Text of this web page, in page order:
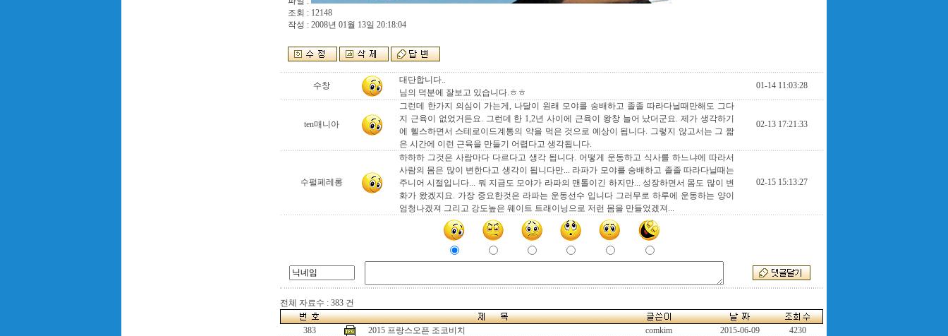
조회 : 12148
작성 : 2008년 01월 13일 20:18:04
수창
대단합니다..
님의 덕분에 잘보고 있습니다.ㅎㅎ
01-14 11:03:28
ten매니아
그런데 한가지 의심이 가는게, 나달이 원래 모야를 숭배하고 졸졸 따라다닐때만해도 그다
지 근육이 없었거든요. 그런데 한 1,2년 사이에 근육이 왕창 늘어 났더군요. 제가 생각하기
에 헬스하면서 스테로이드계통의 약을 먹은 것으로 예상이 됩니다. 그렇지 않고서는 그 짧
은 시간에 이런 근육을 만들기 어렵다고 생각됩니다.
02-13 17:21:33
수펄페레롱
하하하 그것은 사람마다 다르다고 생각 됩니다. 어떻게 운동하고 식사를 하느냐에 따라서
사람의 몸은 많이 변한다고 생각이 됩니다만... 라파가 모야를 숭배하고 졸졸 따라다닐때는
주니어 시절입니다... 뭐 지금도 모야가 라파의 맨톨이긴 하지만... 성장하면서 몸도 많이 변
화가 왔겠지요. 가장 중요한것은 라파는 운동선수 입니다 그러무로 하루에 운동하는 양이
엄청나겠져 그리고 강도높은 웨이트 트래이닝으로 저런 몸을 만들었겠져...
02-15 15:13:27
전체 자료수 : 383 건
383 2015 프랑스오픈 조코비치 comkim 2015-06-09
4230